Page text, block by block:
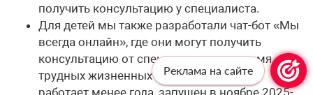
получить консультацию у специалиста.
Для детей мы также разработали чат-бот «Мы
всегда онлайн», где они могут получить
консультацию от специалистов во время
трудных жизненных ситуаций. Чат-бот
работает менее года, запущен в ноябре 2025-
Реклама на сайте